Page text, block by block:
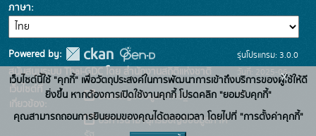
ภาษา
Powered by:
สนับสนุนระบบ Thai-GDC โดย สำนักงานสถิติแห่งชาติ
เว็บไซต์ที่
เกี่ยวข้อง:
ระบบบัญชีข้อมูลภาครัฐ
บริการนามานุกรมบัญชีข้อมูลภาค
รุ่นโปรแกรม: 3.0.0
วันที่: 2025-06-
26
เว็บไซต์นี้ใช้ "คุกกี้" เพื่อวัตถุประสงค์ในการพัฒนาการเข้าถึงบริการของผู้ใช้ให้ดี
ยิ่งขึ้น หากต้องการเปิดใช้งานคุกกี้ โปรดคลิก "ยอมรับคุกกี้"
คุณสามารถถอนการยินยอมของคุณได้ตลอดเวลา โดยไปที่ "การตั้งค่าคุกกี้"
x